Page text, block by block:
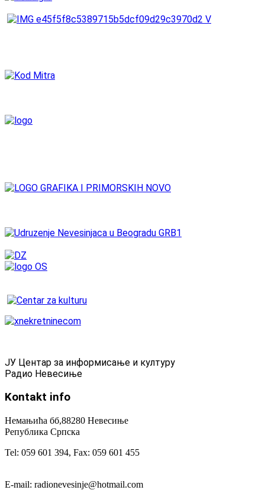
ЈУ Центар за информисање и културу
Радио Невесиње
Kontakt info
Немањића бб,88280 Невесиње
Република Српска
Tel: 059 601 394, Fax: 059 601 455
E-mail: radionevesinje@hotmail.com